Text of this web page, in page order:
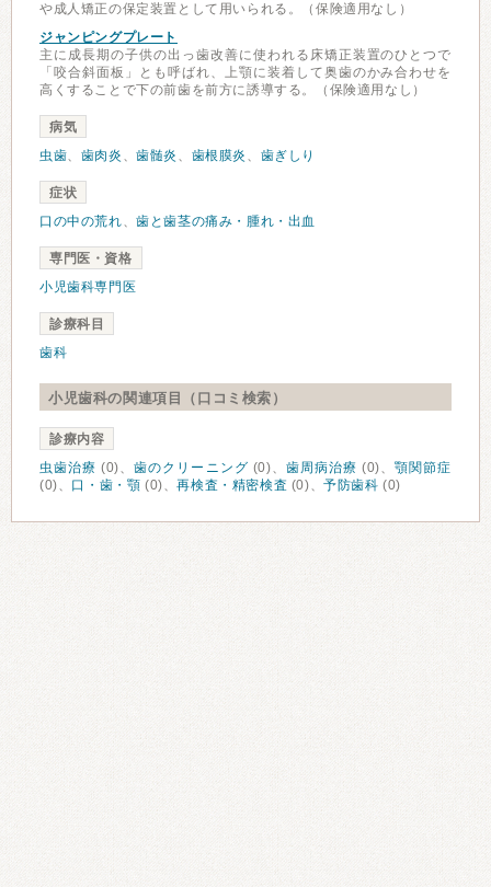
や成人矯正の保定装置として用いられる。（保険適用なし）
ジャンピングプレート
主に成長期の子供の出っ歯改善に使われる床矯正装置のひとつで
「咬合斜面板」とも呼ばれ、上顎に装着して奥歯のかみ合わせを
高くすることで下の前歯を前方に誘導する。（保険適用なし）
病気
虫歯、 歯肉炎 、歯髄炎 、 歯根膜炎 、 歯ぎしり
症状
口の中の荒れ、歯と歯茎の痛み・腫れ・出血
専門医・資格
小児歯科専門医
診療科目
歯科
小児歯科の関連項目（口コミ検索）
診療内容
虫歯治療 (0)、歯のクリーニング (0)、 歯周病治療 (0)、顎関節症
(0)、 口・歯・顎 (0)、再検査・精密検査 (0)、予防歯科 (0)